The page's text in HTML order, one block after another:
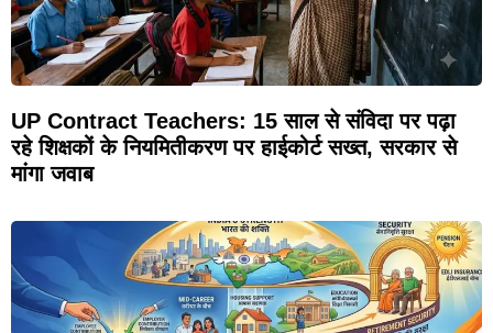
UP Contract Teachers: 15 साल से संविदा पर पढ़ा
रहे शिक्षकों के नियमितीकरण पर हाईकोर्ट सख्त, सरकार से
मांगा जवाब